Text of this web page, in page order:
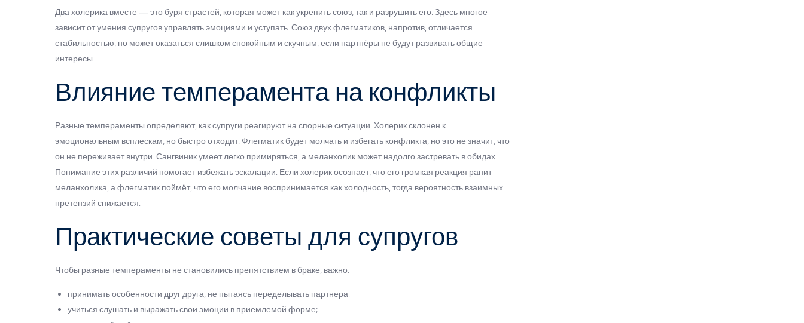
Два холерика вместе — это буря страстей, которая может как укрепить союз, так и разрушить его. Здесь многое
зависит от умения супругов управлять эмоциями и уступать. Союз двух флегматиков, напротив, отличается
стабильностью, но может оказаться слишком спокойным и скучным, если партнёры не будут развивать общие
интересы.
Влияние темперамента на конфликты
Разные темпераменты определяют, как супруги реагируют на спорные ситуации. Холерик склонен к
эмоциональным всплескам, но быстро отходит. Флегматик будет молчать и избегать конфликта, но это не значит, что
он не переживает внутри. Сангвиник умеет легко примиряться, а меланхолик может надолго застревать в обидах.
Понимание этих различий помогает избежать эскалации. Если холерик осознает, что его громкая реакция ранит
меланхолика, а флегматик поймёт, что его молчание воспринимается как холодность, тогда вероятность взаимных
претензий снижается.
Практические советы для супругов
Чтобы разные темпераменты не становились препятствием в браке, важно:
принимать особенности друг друга, не пытаясь переделывать партнера;
учиться слушать и выражать свои эмоции в приемлемой форме;